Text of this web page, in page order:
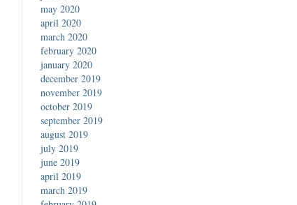
may 2020
april 2020
march 2020
february 2020
january 2020
december 2019
november 2019
october 2019
september 2019
august 2019
july 2019
june 2019
april 2019
march 2019